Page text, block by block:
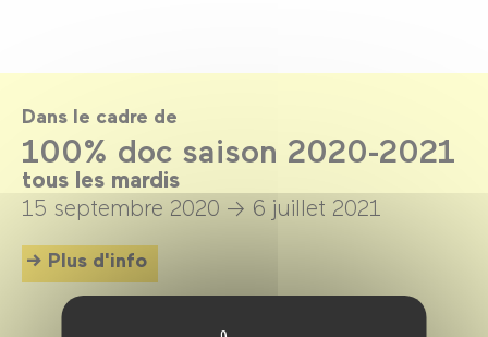
Dans le cadre de
100% doc saison 2020-2021
tous les mardis
15 septembre 2020 → 6 juillet 2021
Plus d'info